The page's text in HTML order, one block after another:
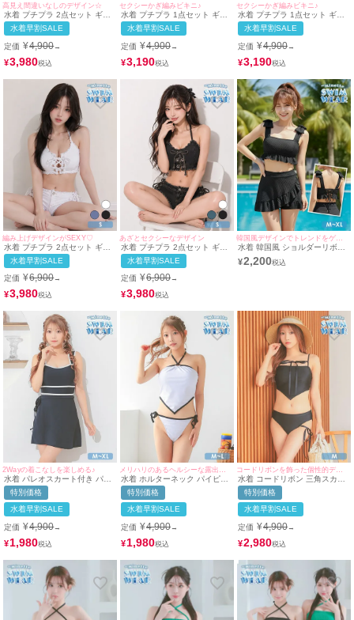
高見え間違いなしのデザイン☆
水着 プチプラ 2点セット ギャ
ル セット カジュアル ワンショ
ルダー 黒 ビキニ (Mサイズ着
用) | myMinette/マイミネット
水着早割SALE
定価 ¥4,900→
¥3,980
セクシーかぎ編みビキニ♪
水着 プチプラ 1点セット ギャ
ル ホルターネック オールイン
ワン 編み上げ メッシュ かぎ編
み 白 ビキニ (Sサイズ対応) |
myMinette/マイミネット
水着早割SALE
定価 ¥4,900→
¥3,190
セクシーかぎ編みビキニ♪
水着 プチプラ 1点セット ギャ
ル ホルターネック オールイン
ワン 編み上げ メッシュ セクシ
ー 赤 ビキニ (Sサイズ対応) |
myMinette/マイミネット
水着早割SALE
定価 ¥4,900→
¥3,190
編み上げデザインがSEXY♡
水着 プチプラ 2点セット ギャ
ル セット リボン カジュアル
編み上げ デニム ローライズ 白
ビキニ (Sサイズ対応) |
myMinette/マイミネット
水着早割SALE
定価 ¥6,900→
¥3,980
あざとセクシーなデザイン
水着 プチプラ 2点セット ギャ
ル セット リボン 編み上げ デ
ニム 黒 ブラック ビキニ (Sサ
イズ対応) | myMinette/マイミ
ネット
水着早割SALE
定価 ¥6,900→
¥3,980
韓国風デザインでトレンドをゲット♪
水着 韓国風 ショルダーリボン
ビスチェ ハイウエスト フリル
フレアスカート タンキニ 体型
¥2,200
2Wayの着こなしを楽しめる♪
水着 パレオスカート付き パイ
ピング ガーリー 2way モノキ
ニ ビキニ (ブラック/早河ルカ
着用)
特別価格
水着早割SALE
定価 ¥4,900→
¥1,980
水着 ホルターネック パイピン
グ 三角スカーフ ビスチェ 体型
カバー 韓国風 ギャル タンキニ
(ホワイト/早河ルカ)
特別価格
水着早割SALE
定価 ¥4,900→
¥1,980
コードリボンを飾った個性的ディティール♡
水着 コードリボン 三角スカー
フ ビスチェ 体型カバー ワンカ
ラー 韓国風 ギャル タンキニ
(ブラック/早河ルカ)
特別価格
水着早割SALE
定価 ¥4,900→
¥2,980